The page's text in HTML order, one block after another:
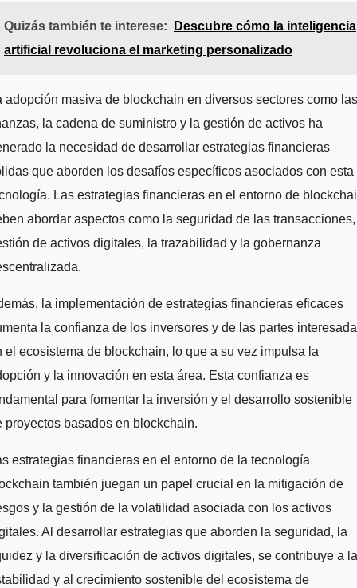
Quizás también te interese:
Descubre cómo la inteligencia
artificial revoluciona el marketing personalizado
adopción masiva de blockchain en diversos sectores como las
la cadena de suministro y la gestión de activos ha
la necesidad de desarrollar estrategias financieras
que aborden los desafíos específicos asociados con esta
Las estrategias financieras en el entorno de
abordar aspectos como la seguridad de las
de activos digitales, la trazabilidad y la gobernanza
la implementación de estrategias financieras eficaces
la confianza de los inversores y de las partes
el ecosistema de blockchain, lo que a su vez impulsa la
y la innovación en esta área. Esta confianza es
para fomentar la inversión y el desarrollo sostenible
proyectos basados en blockchain.
estrategias financieras en el entorno de la tecnología
también juegan un papel crucial en la mitigación de
y la gestión de la volatilidad asociada con los activos
Al desarrollar estrategias que aborden la seguridad, la
y la diversificación de activos digitales, se contribuye a la
y al crecimiento sostenible del ecosistema de